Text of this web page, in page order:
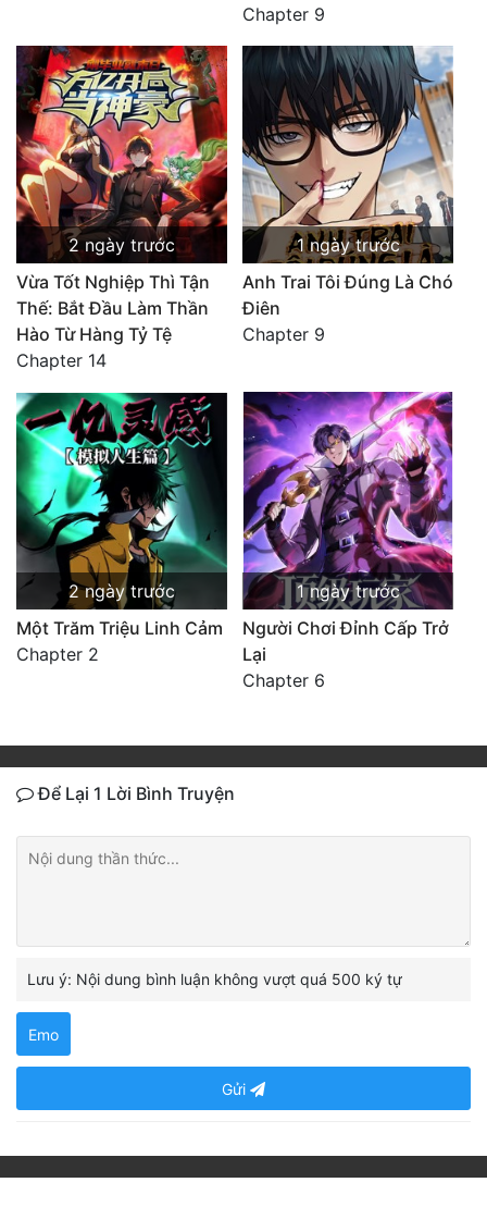
Chapter 9
2 ngày trước
Vừa Tốt Nghiệp Thì Tận
Thế: Bắt Đầu Làm Thần
Hào Từ Hàng Tỷ Tệ
Chapter 14
1 ngày trước
Anh Trai Tôi Đúng Là Chó
Điên
Chapter 9
2 ngày trước
Một Trăm Triệu Linh Cảm
Chapter 2
1 ngày trước
Người Chơi Đỉnh Cấp Trở
Lại
Chapter 6
Để Lại 1 Lời Bình Truyện
Lưu ý: Nội dung bình luận không vượt quá 500 ký tự
Emo
Gửi